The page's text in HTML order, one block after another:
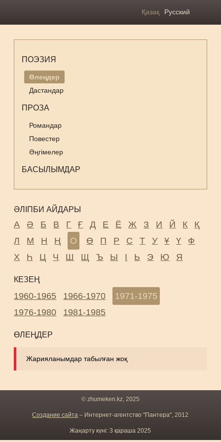
Қазақ Русский
ПОЭЗИЯ
Өлеңдер
Дастандар
ПРОЗА
Романдар
Повестер
Әңгімелер
БАСЫЛЫМДАР
ӘЛІПБИ АЙДАРЫ
А Ә Б В Г Ғ Д Е Ё Ж З И Й К
Қ
Л
М Н Ң О Ө П Р С Т У Ұ Ү
Ф
Х
Һ Ц Ч Ш Щ Ъ Ы І Ь Э Ю Я
КЕЗЕҢ
1960-1965 1966-1970
1971-1975
1976-1980
1981-1985
ӨЛЕҢДЕР
Жарияланымдар табылған жоқ
© zhumeken.kz, 2025
Создание сайта – Интернет-агентство "Пантера", 2012
Жаңарту күні: 3 қараша 2025